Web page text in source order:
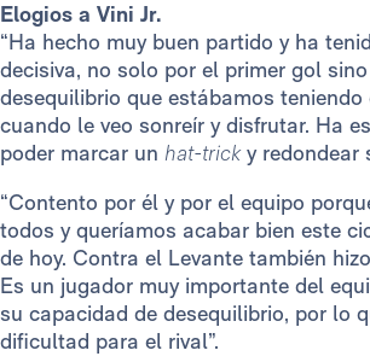
Elogios a Vini Jr.
“Ha hecho muy buen partido y ha
decisiva, no solo por el primer gol
desequilibrio que estábamos
cuando le veo sonreír y disfrutar. Ha
poder marcar un hat-tricky redondear
“Contento por él y por el equipo
todos y queríamos acabar bien este
de hoy. Contra el Levante también
Es un jugador muy importante del
su capacidad de desequilibrio, por lo
dificultad para el rival”.